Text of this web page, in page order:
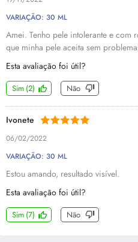
VARIAÇÃO: 30 ML
Amei. Tenho pele intolerante e com
que minha pele aceita sem
Esta avaliação foi útil?
Sim (2) Não
Ivonete
06/02/2022
VARIAÇÃO: 30 ML
Estou amando, resultado visível.
Esta avaliação foi útil?
Sim (7) Não